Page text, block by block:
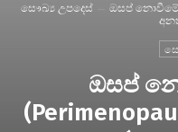
සෞඛ්‍ය උපදෙස්
ඔසප් නොවීමේ
ඔසප්